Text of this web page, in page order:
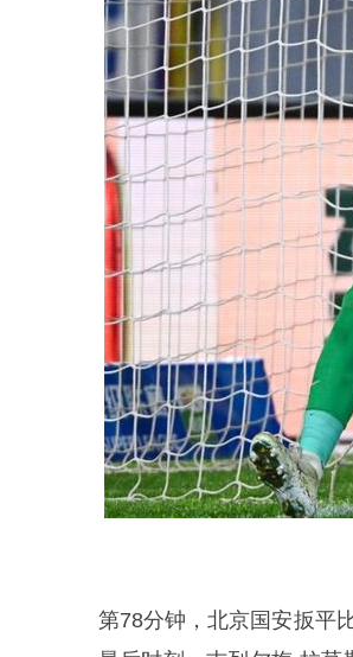
第78分钟，北京国安扳平